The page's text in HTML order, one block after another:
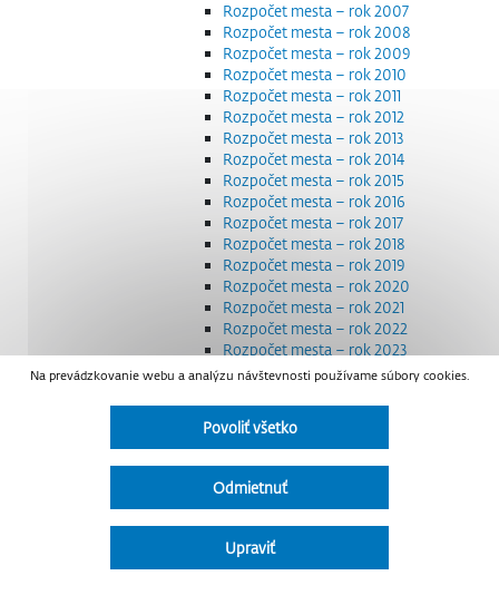
Rozpočet mesta – rok 2007
Rozpočet mesta – rok 2008
Rozpočet mesta – rok 2009
Rozpočet mesta – rok 2010
Rozpočet mesta – rok 2011
Rozpočet mesta – rok 2012
Rozpočet mesta – rok 2013
Rozpočet mesta – rok 2014
Rozpočet mesta – rok 2015
Rozpočet mesta – rok 2016
Rozpočet mesta – rok 2017
Rozpočet mesta – rok 2018
Rozpočet mesta – rok 2019
Rozpočet mesta – rok 2020
Rozpočet mesta – rok 2021
Rozpočet mesta – rok 2022
Rozpočet mesta – rok 2023
Rozpočet mesta – rok 2024
Smernice a dokumenty
Strategické dokumenty
Transparentnosť a výdavky na štátnu reklamu
Úradná tabuľa
Detail nariadenia
Zoznam daňových dlžníkov
Na prevádzkovanie webu a analýzu návštevnosti používame súbory cookies.
Povoliť všetko
Odmietnuť
Upraviť